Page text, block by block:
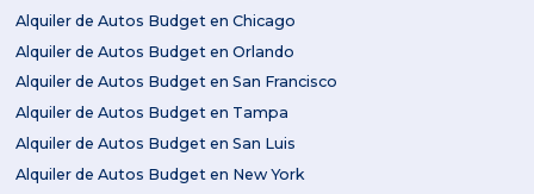
Alquiler de Autos Budget en Chicago
Alquiler de Autos Budget en Orlando
Alquiler de Autos Budget en San Francisco
Alquiler de Autos Budget en Tampa
Alquiler de Autos Budget en San Luis
Alquiler de Autos Budget en New York